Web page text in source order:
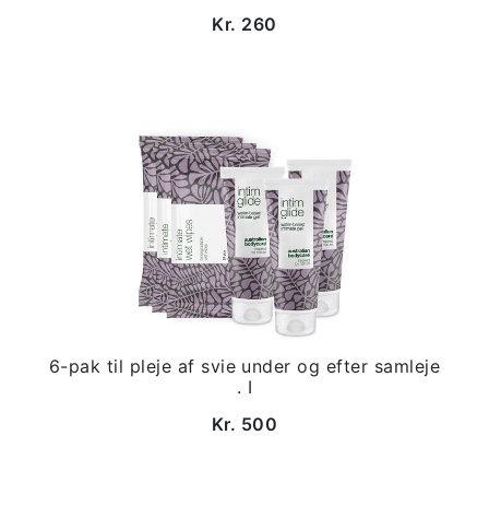
Kr. 260
6-pak til pleje af svie under og efter samleje
. I
Kr. 500